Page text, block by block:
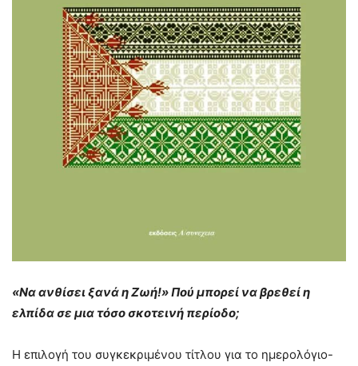
«Να ανθίσει ξανά η Ζωή!» Πού μπορεί να βρεθεί η
ελπίδα σε μια τόσο σκοτεινή περίοδο;
Η επιλογή του συγκεκριμένου τίτλου για το ημερολόγιο-